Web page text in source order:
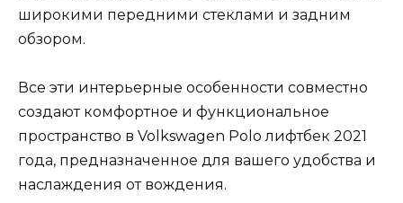
широкими передними стеклами и задним
обзором.
Все эти интерьерные особенности совместно
создают комфортное и функциональное
пространство в Volkswagen Polo лифтбек 2021
года, предназначенное для вашего удобства и
наслаждения от вождения.